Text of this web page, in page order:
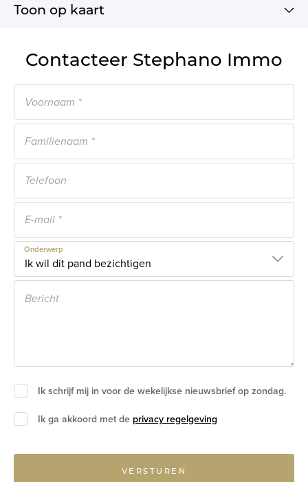
Toon op kaart
Contacteer Stephano Immo
Onderwerp
Ik schrijf mij in voor de wekelijkse nieuwsbrief op zondag.
Ik ga akkoord met de privacy regelgeving
VERSTUREN